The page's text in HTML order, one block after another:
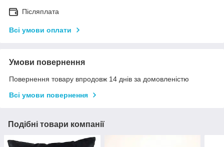
Післяплата
Всі умови оплати
Умови повернення
Повернення товару впродовж 14 днів за домовленістю
Всі умови повернення
Подібні товари компанії